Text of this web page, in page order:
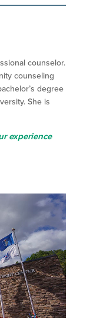
counselor.
counseling
degree
She is
experience